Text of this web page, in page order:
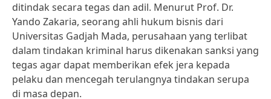
ditindak secara tegas dan adil. Menurut Prof. Dr.
Yando Zakaria, seorang ahli hukum bisnis dari
Universitas Gadjah Mada, perusahaan yang terlibat
dalam tindakan kriminal harus dikenakan sanksi yang
tegas agar dapat memberikan efek jera kepada
pelaku dan mencegah terulangnya tindakan serupa
di masa depan.